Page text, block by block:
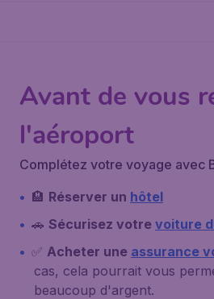
Avant de vous
l'aéroport
Complétez votre voyage avec
🏨 Réserver un hôtel
🚗 Sécurisez votre voiture
✅ Acheter une assurance
cas, cela pourrait vous
beaucoup d'argent.